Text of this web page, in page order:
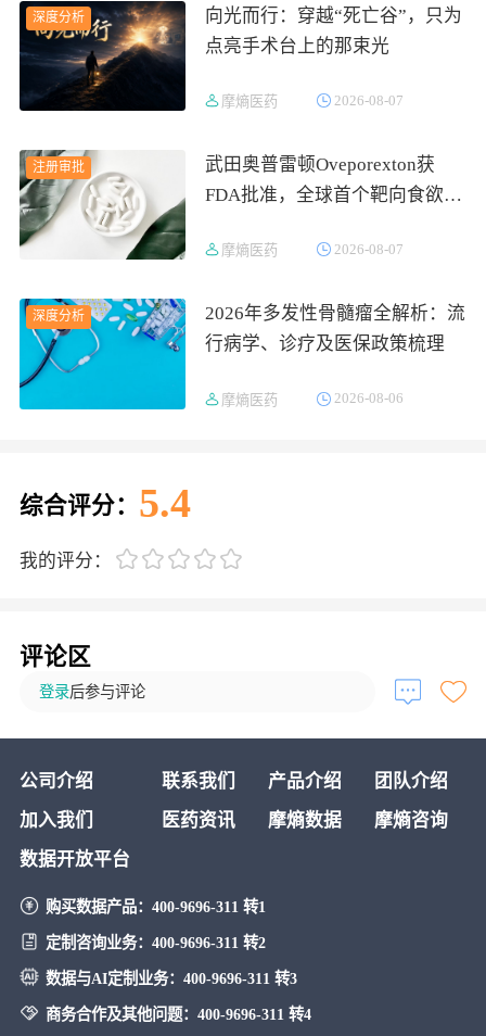
深度分析
向光而行：穿越“死亡谷”，只为
点亮手术台上的那束光
摩熵医药 2026-08-07
注册审批
武田奥普雷顿Oveporexton获
FDA批准，全球首个靶向食欲素
上市摩熵医药 2026-08-07
深度分析
2026年多发性骨髓瘤全解析：流
行病学、诊疗及医保政策梳理
摩熵医药 2026-08-06
综合评分： 5.4
我的评分：
评论区
登录后参与评论
公司介绍 联系我们 产品介绍
团队介绍
加入我们
医药资讯 摩熵数据
摩熵咨询
数据开放平台
购买数据产品： 400-9696-311 转1
定制咨询业务： 400-9696-311 转2
数据与AI定制业务： 400-9696-311 转3
商务合作及其他问题： 400-9696-311 转4